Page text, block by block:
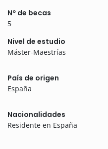
Nº de becas
5
Nivel de estudio
Máster-Maestrías
País de origen
España
Nacionalidades
Residente en España